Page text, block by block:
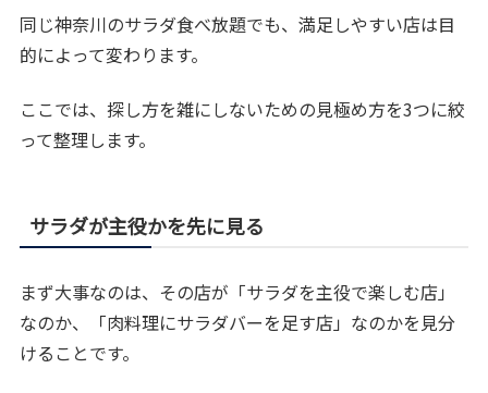
同じ神奈川のサラダ食べ放題でも、満足しやすい店は目
的によって変わります。
ここでは、探し方を雑にしないための見極め方を3つに絞
って整理します。
サラダが主役かを先に見る
まず大事なのは、その店が「サラダを主役で楽しむ店」
なのか、「肉料理にサラダバーを足す店」なのかを見分
けることです。